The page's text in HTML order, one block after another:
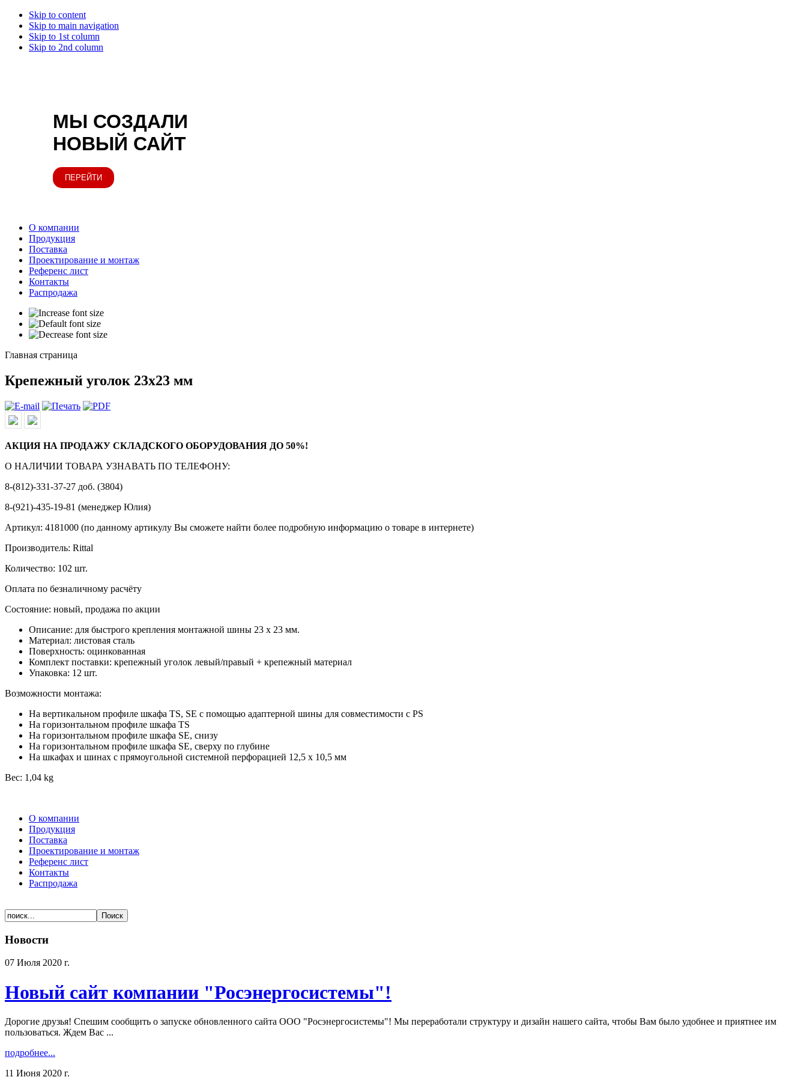
Skip to content
Skip to main navigation
Skip to 1st column
Skip to 2nd column
МЫ СОЗДАЛИ
НОВЫЙ САЙТ
ПЕРЕЙТИ
О компании
Продукция
Поставка
Проектирование и монтаж
Референс лист
Контакты
Распродажа
Главная страница
Крепежный уголок 23х23 мм
АКЦИЯ НА ПРОДАЖУ СКЛАДСКОГО ОБОРУДОВАНИЯ ДО 50%!
О НАЛИЧИИ ТОВАРА УЗНАВАТЬ ПО ТЕЛЕФОНУ:
8-(812)-331-37-27 доб. (3804)
8-(921)-435-19-81 (менеджер Юлия)
Артикул: 4181000 (по данному артикулу Вы сможете найти более подробную информацию о товаре в интернете)
Производитель: Rittal
Количество: 102 шт.
Оплата по безналичному расчёту
Состояние: новый, продажа по акции
Описание: для быстрого крепления монтажной шины 23 x 23 мм.
Материал: листовая сталь
Поверхность: оцинкованная
Комплект поставки: крепежный уголок левый/правый + крепежный материал
Упаковка: 12 шт.
Возможности монтажа:
На вертикальном профиле шкафа TS, SE с помощью адаптерной шины для совместимости с PS
На горизонтальном профиле шкафа TS
На горизонтальном профиле шкафа SE, снизу
На горизонтальном профиле шкафа SE, сверху по глубине
На шкафах и шинах с прямоугольной системной перфорацией 12,5 x 10,5 мм
Вес: 1,04 kg
О компании
Продукция
Поставка
Проектирование и монтаж
Референс лист
Контакты
Распродажа
Новости
07 Июля 2020 г.
Новый сайт компании "Росэнергосистемы"!
Дорогие друзья! Спешим сообщить о запуске обновленного сайта ООО "Росэнергосистемы"! Мы переработали структуру и дизайн нашего сайта, чтобы Вам было удобнее и приятнее им
пользоваться. Ждем Вас ...
подробнее...
11 Июня 2020 г.